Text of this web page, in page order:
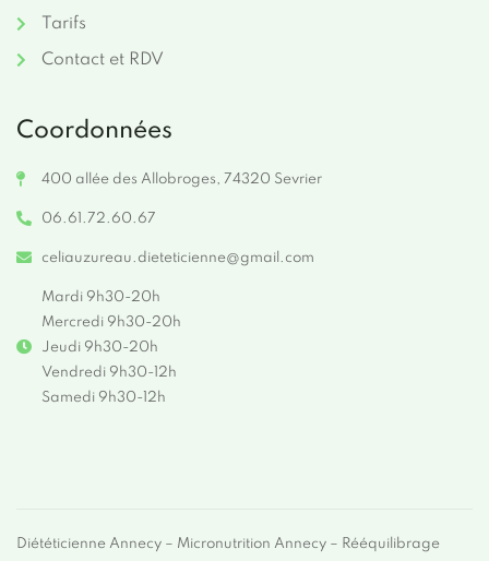
Tarifs
Contact et RDV
Coordonnées
400 allée des Allobroges, 74320 Sevrier
06.61.72.60.67
celiauzureau.dieteticienne@gmail.com
Mardi 9h30-20h
Mercredi 9h30-20h
Jeudi 9h30-20h
Vendredi 9h30-12h
Samedi 9h30-12h
Diététicienne Annecy – Micronutrition Annecy – Rééquilibrage